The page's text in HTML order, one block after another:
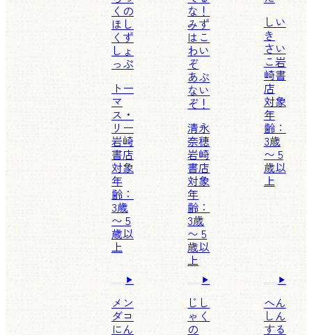
くの
ほし
くず
しょ
っぷ
トー
マ
ス・
リー
岩崎
書店
対象
年
齢：
3歳
〜 5
歳以
上
な！
みず
はこ
わい
ぞ
あぶ
ない
ぞ！
清永
奈穂
岩崎
書店
対象
年
齢：
3歳
〜 5
歳以
上
しい
き
さい
こ岩
崎書
店
対象
年
齢：
3歳
〜 5
歳以
上
メン
ダコ
にん
じし
ゃく
の
へん
しん
する